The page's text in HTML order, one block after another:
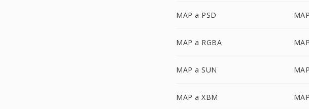
MAP a PSD
MAP a RGBA
MAP a SUN
MAP a XBM